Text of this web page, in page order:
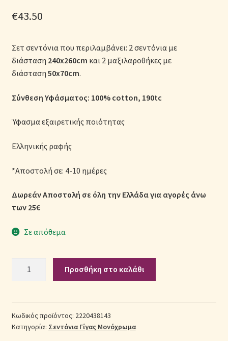
Όροι Χρήσης
Παπλώματα για Ζεστασιά & Άνεση
Παπλωματοθήκες
Πικέ Κουβέρτες
Πληρωμές
€43.50
Σετ σεντόνια που περιλαμβάνει: 2 σεντόνια με
διάσταση 240x260cm και 2 μαξιλαροθήκες με
διάσταση 50x70cm.
Σύνθεση Υφάσματος: 100% cotton, 190tc
Ύφασμα εξαιρετικής ποιότητας
Ελληνικής ραφής
*Αποστολή σε: 4-10 ημέρες
Δωρεάν Αποστολή σε όλη την Ελλάδα για αγορές άνω
των 25€
Σε απόθεμα
2220438143
(Π:
Προσθήκη στο καλάθι
Κωδικός προϊόντος: 2220438143
Κατηγορία: Σεντόνια Γίγας Μονόχρωμα